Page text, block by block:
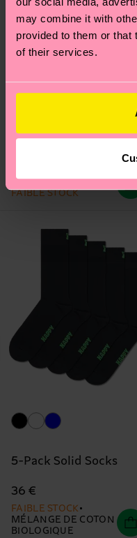
may combine it with
provided to them or that
of their services.
Sheer Me Up Knee
Sock
FAIBLE STOCK
5-Pack Solid Socks
36 €
FAIBLE STOCK
MÉLANGE DE COTON
BIOLOGIQUE